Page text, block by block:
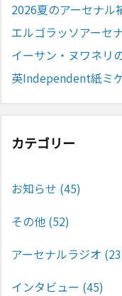
2026夏のアーセナル
エルゴラッソアーセ
イーサン・ヌワネリ
英Independent紙ミ
カテゴリー
お知らせ (45)
その他 (52)
アーセナルラジオ
インタビュー (45)